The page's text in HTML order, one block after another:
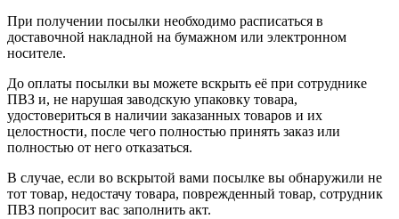
При получении посылки необходимо расписаться в
доставочной накладной на бумажном или электронном
носителе.
До оплаты посылки вы можете вскрыть её при сотруднике
ПВЗ и, не нарушая заводскую упаковку товара,
удостовериться в наличии заказанных товаров и их
целостности, после чего полностью принять заказ или
полностью от него отказаться.
В случае, если во вскрытой вами посылке вы обнаружили не
тот товар, недостачу товара, поврежденный товар, сотрудник
ПВЗ попросит вас заполнить акт.